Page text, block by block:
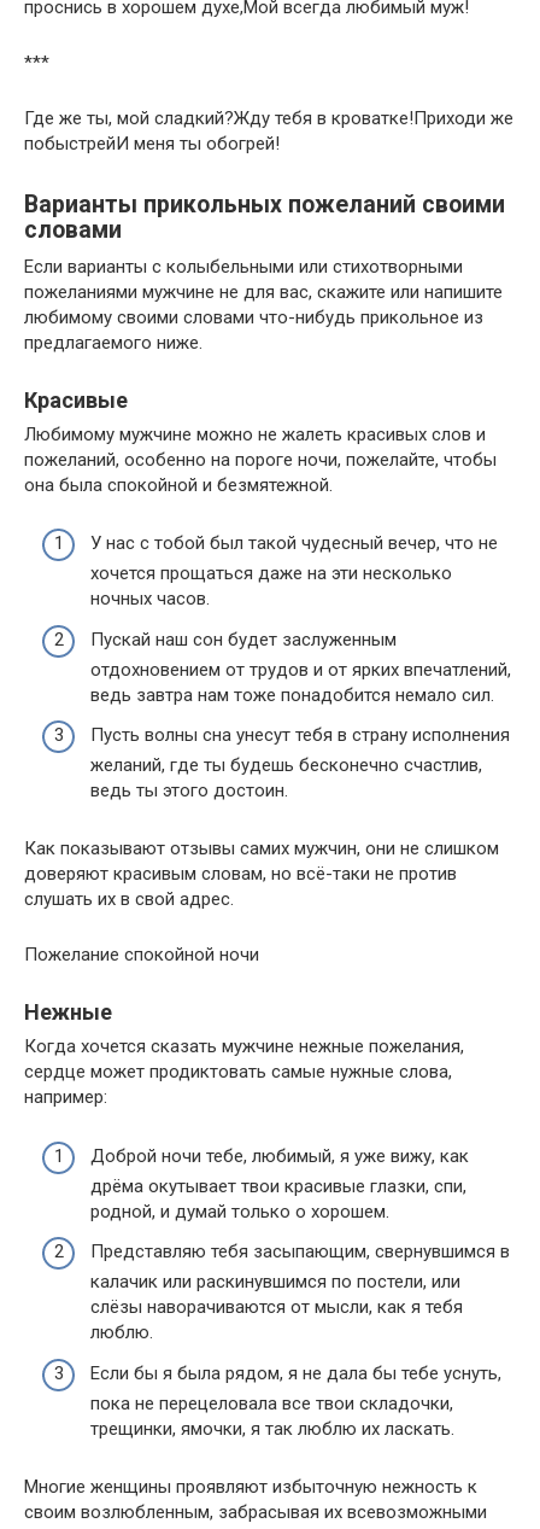
проснись в хорошем духе,Мой всегда любимый муж!
***
Где же ты, мой сладкий?Жду тебя в кроватке!Приходи же
побыстрейИ меня ты обогрей!
Варианты прикольных пожеланий своими
словами
Если варианты с колыбельными или стихотворными
пожеланиями мужчине не для вас, скажите или напишите
любимому своими словами что-нибудь прикольное из
предлагаемого ниже.
Красивые
Любимому мужчине можно не жалеть красивых слов и
пожеланий, особенно на пороге ночи, пожелайте, чтобы
она была спокойной и безмятежной.
У нас с тобой был такой чудесный вечер, что не
хочется прощаться даже на эти несколько
ночных часов.
Пускай наш сон будет заслуженным
отдохновением от трудов и от ярких впечатлений,
ведь завтра нам тоже понадобится немало сил.
Пусть волны сна унесут тебя в страну исполнения
желаний, где ты будешь бесконечно счастлив,
ведь ты этого достоин.
Как показывают отзывы самих мужчин, они не слишком
доверяют красивым словам, но всё-таки не против
слушать их в свой адрес.
Пожелание спокойной ночи
Нежные
Когда хочется сказать мужчине нежные пожелания,
сердце может продиктовать самые нужные слова,
например:
Доброй ночи тебе, любимый, я уже вижу, как
дрёма окутывает твои красивые глазки, спи,
родной, и думай только о хорошем.
Представляю тебя засыпающим, свернувшимся в
калачик или раскинувшимся по постели, или
слёзы наворачиваются от мысли, как я тебя
люблю.
Если бы я была рядом, я не дала бы тебе уснуть,
пока не перецеловала все твои складочки,
трещинки, ямочки, я так люблю их ласкать.
Многие женщины проявляют избыточную нежность к
своим возлюбленным, забрасывая их всевозможными